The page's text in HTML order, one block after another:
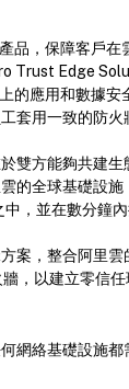
品，保障客戶
Trust Edge
的應用和數據
套用一致的防火
雙方能夠共建
的全球基礎設
，並在數分鐘
案，整合阿里
，以建立零信任
網絡基礎設施